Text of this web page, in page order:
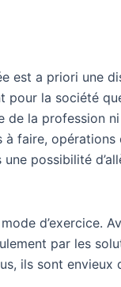
est a priori une
la société
de la
faire,
possibilité
d’exercice.
par les
ils sont